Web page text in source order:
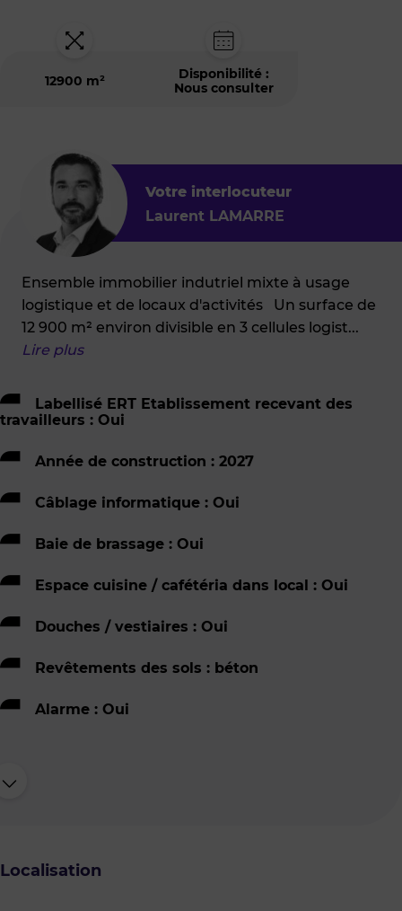
12900 m²
Disponibilité :
Nous consulter
Votre interlocuteur
Laurent LAMARRE
Ensemble immobilier indutriel mixte à usage
logistique et de locaux d'activités Un surface de
12 900 m² environ divisible en 3 cellules logist...
Lire plus
Labellisé ERT Etablissement recevant des
travailleurs : Oui
Année de construction : 2027
Câblage informatique : Oui
Baie de brassage : Oui
Espace cuisine / cafétéria dans local : Oui
Douches / vestiaires : Oui
Revêtements des sols : béton
Alarme : Oui
Localisation